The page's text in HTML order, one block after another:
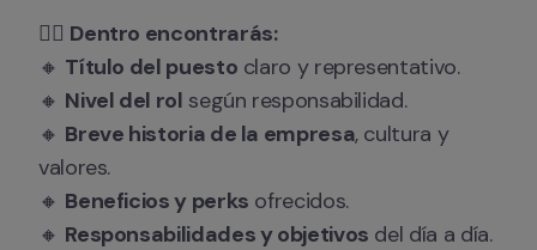
👉🏻 Dentro encontrarás:
🔸 Título del puesto claro y representativo.
🔸 Nivel del rol según responsabilidad.
🔸 Breve historia de la empresa, cultura y
valores.
🔸 Beneficios y perks ofrecidos.
🔸 Responsabilidades y objetivos del día a día.